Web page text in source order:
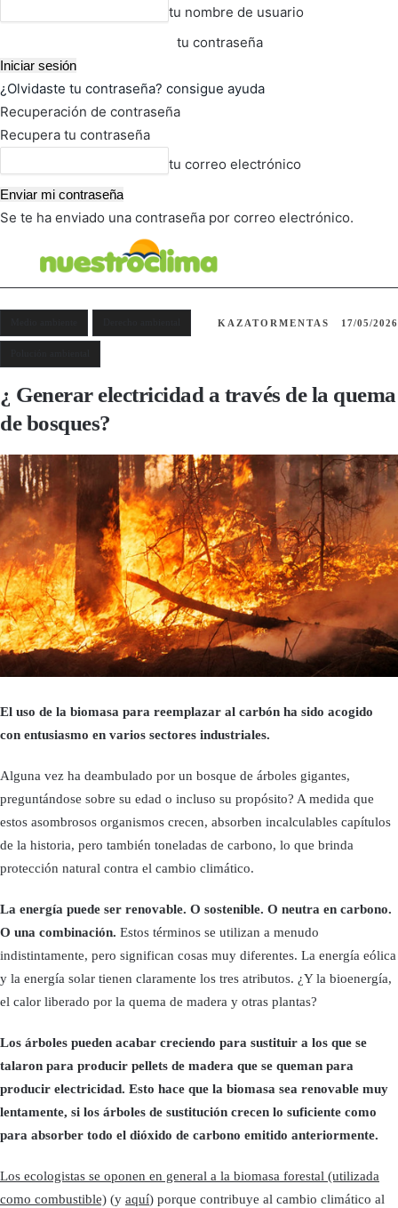
tu nombre de usuario
tu contraseña
¿Olvidaste tu contraseña? consigue ayuda
Recuperación de contraseña
Recupera tu contraseña
tu correo electrónico
Se te ha enviado una contraseña por correo electrónico.
KAZATORMENTAS 17/05/2026
¿ Generar electricidad a través de la quema
de bosques?
El uso de la biomasa para reemplazar al carbón ha sido acogido
con entusiasmo en varios sectores industriales.
Alguna vez ha deambulado por un bosque de árboles gigantes,
preguntándose sobre su edad o incluso su propósito? A medida que
estos asombrosos organismos crecen, absorben incalculables capítulos
de la historia, pero también toneladas de carbono, lo que brinda
protección natural contra el cambio climático.
La energía puede ser renovable. O sostenible. O neutra en carbono.
O una combinación. Estos términos se utilizan a menudo
indistintamente, pero significan cosas muy diferentes. La energía eólica
y la energía solar tienen claramente los tres atributos. ¿Y la bioenergía,
el calor liberado por la quema de madera y otras plantas?
Los árboles pueden acabar creciendo para sustituir a los que se
talaron para producir pellets de madera que se queman para
producir electricidad. Esto hace que la biomasa sea renovable muy
lentamente, si los árboles de sustitución crecen lo suficiente como
para absorber todo el dióxido de carbono emitido anteriormente.
Los ecologistas se oponen en general a la biomasa forestal (utilizada
como combustible) (y aquí) porque contribuye al cambio climático al